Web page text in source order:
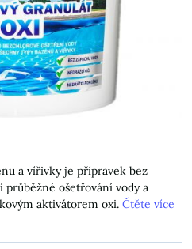
a vířivky je přípravek bez
ošetřování vody a
aktivátorem oxi. Čtěte více